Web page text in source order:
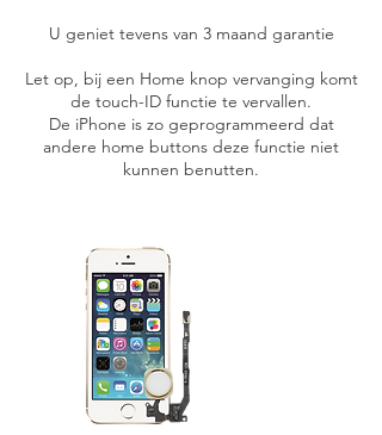
U geniet tevens van 3 maand garantie
Let op, bij een Home knop vervanging komt
de touch-ID functie te vervallen.
De iPhone is zo geprogrammeerd dat
andere home buttons deze functie niet
kunnen benutten.